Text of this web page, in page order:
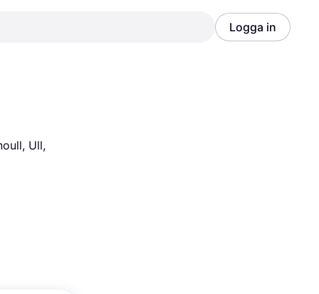
Logga in
Ull,